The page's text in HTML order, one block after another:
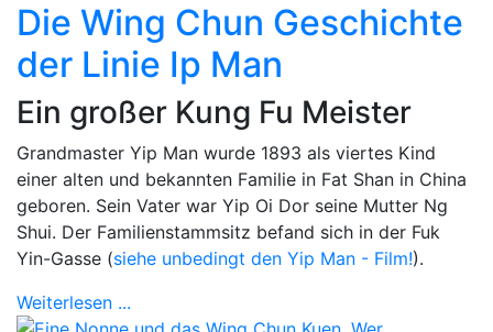
Die Wing Chun Geschichte
der Linie Ip Man
Ein großer Kung Fu Meister
Grandmaster Yip Man wurde 1893 als viertes Kind
einer alten und bekannten Familie in Fat Shan in China
geboren. Sein Vater war Yip Oi Dor seine Mutter Ng
Shui. Der Familienstammsitz befand sich in der Fuk
Yin-Gasse (siehe unbedingt den Yip Man - Film!).
Weiterlesen ...